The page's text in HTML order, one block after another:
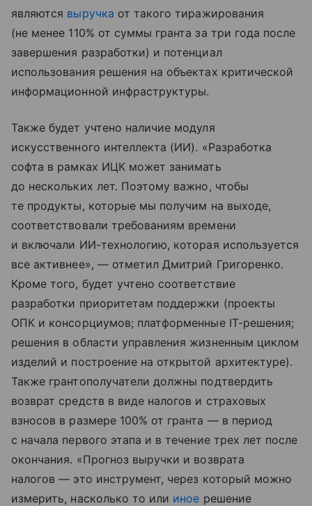
являются выручка от такого тиражирования
(не менее 110% от суммы гранта за три года после
завершения разработки) и потенциал
использования решения на объектах критической
информационной инфраструктуры.
Также будет учтено наличие модуля
искусственного интеллекта (ИИ). «Разработка
софта в рамках ИЦК может занимать
до нескольких лет. Поэтому важно, чтобы
те продукты, которые мы получим на выходе,
соответствовали требованиям времени
и включали ИИ-технологию, которая используется
все активнее», — отметил Дмитрий Григоренко.
Кроме того, будет учтено соответствие
разработки приоритетам поддержки (проекты
ОПК и консорциумов; платформенные IT-решения;
решения в области управления жизненным циклом
изделий и построение на открытой архитектуре).
Также грантополучатели должны подтвердить
возврат средств в виде налогов и страховых
взносов в размере 100% от гранта — в период
с начала первого этапа и в течение трех лет после
окончания. «Прогноз выручки и возврата
налогов — это инструмент, через который можно
измерить, насколько то или иное решение